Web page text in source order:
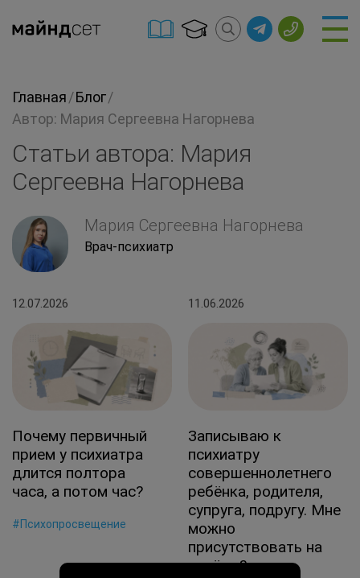
Главная/Блог/
Автор: Мария Сергеевна Нагорнева
Статьи автора: Мария
Сергеевна Нагорнева
Мария Сергеевна Нагорнева
Врач-психиатр
12.07.2026
Почему первичный
прием у психиатра
длится полтора
часа, а потом час?
#Психопросвещение
11.06.2026
Записываю к
психиатру
совершеннолетнего
ребёнка, родителя,
супруга, подругу. Мне
можно
присутствовать на
приёме?